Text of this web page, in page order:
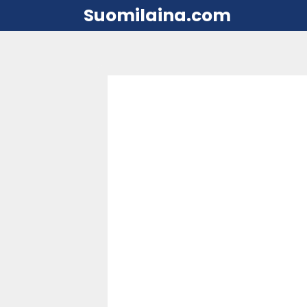
Suomilaina.com